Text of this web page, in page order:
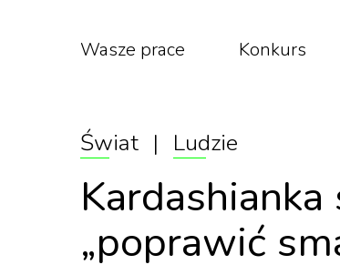
Wasze prace Konkurs
Świat | Ludzie
„poprawić